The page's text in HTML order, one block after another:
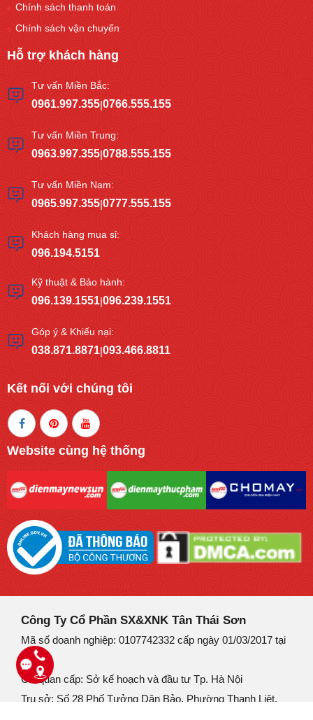
Chính sách thanh toán
Chính sách vận chuyển
Hỗ trợ khách hàng
Tư vấn Miền Bắc:
0961.997.355|0766.555.155
Tư vấn Miền Trung:
0963.997.355|0788.555.155
Tư vấn Miền Nam:
0965.997.355|0777.555.155
Khách hàng mua sỉ:
096.194.5151
Kỹ thuật & Bảo hành:
096.139.1551|096.239.1551
Góp ý & Khiếu nại:
038.871.8871|093.466.8811
Kết nối với chúng tôi
Website cùng hệ thống
Công Ty Cổ Phần SX&XNK Tân Thái Sơn
Mã số doanh nghiệp: 0107742332 cấp ngày 01/03/2017 tại
Hà Nội
Cơ quan cấp: Sở kế hoạch và đầu tư Tp. Hà Nội
Trụ sở: Số 28 Phố Tưởng Dân Bảo, Phường Thanh Liệt,